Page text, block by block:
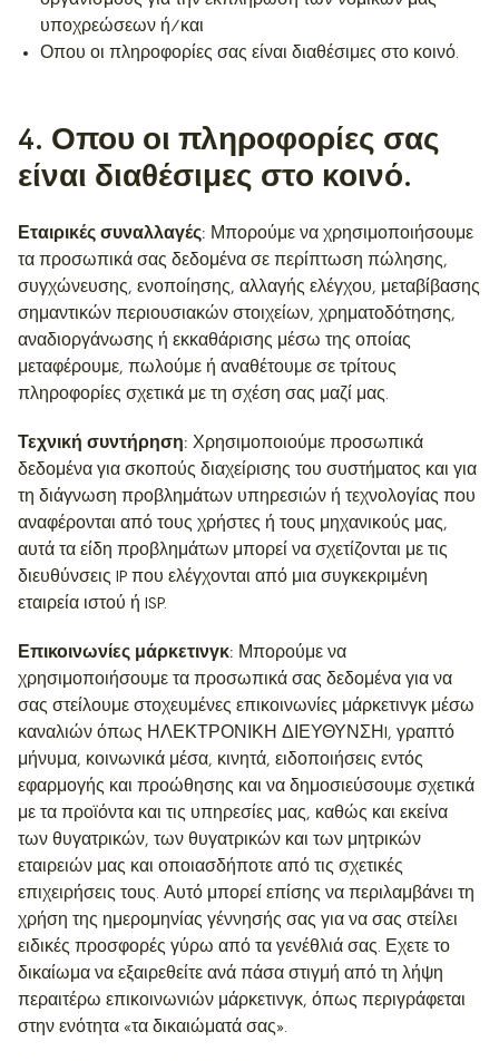
υποχρεώσεων ή/και
Οπου οι πληροφορίες σας είναι διαθέσιμες στο κοινό.
4. Οπου οι πληροφορίες σας
είναι διαθέσιμες στο κοινό.
Εταιρικές συναλλαγές: Μπορούμε να χρησιμοποιήσουμε
τα προσωπικά σας δεδομένα σε περίπτωση πώλησης,
συγχώνευσης, ενοποίησης, αλλαγής ελέγχου, μεταβίβασης
σημαντικών περιουσιακών στοιχείων, χρηματοδότησης,
αναδιοργάνωσης ή εκκαθάρισης μέσω της οποίας
μεταφέρουμε, πωλούμε ή αναθέτουμε σε τρίτους
πληροφορίες σχετικά με τη σχέση σας μαζί μας.
Τεχνική συντήρηση: Χρησιμοποιούμε προσωπικά
δεδομένα για σκοπούς διαχείρισης του συστήματος και για
τη διάγνωση προβλημάτων υπηρεσιών ή τεχνολογίας που
αναφέρονται από τους χρήστες ή τους μηχανικούς μας,
αυτά τα είδη προβλημάτων μπορεί να σχετίζονται με τις
διευθύνσεις IP που ελέγχονται από μια συγκεκριμένη
εταιρεία ιστού ή ISP.
Επικοινωνίες μάρκετινγκ: Μπορούμε να
χρησιμοποιήσουμε τα προσωπικά σας δεδομένα για να
σας στείλουμε στοχευμένες επικοινωνίες μάρκετινγκ μέσω
καναλιών όπως ΗΛΕΚΤΡΟΝΙΚΗ ΔΙΕΥΘΥΝΣΗl, γραπτό
μήνυμα, κοινωνικά μέσα, κινητά, ειδοποιήσεις εντός
εφαρμογής και προώθησης και να δημοσιεύσουμε σχετικά
με τα προϊόντα και τις υπηρεσίες μας, καθώς και εκείνα
των θυγατρικών, των θυγατρικών και των μητρικών
εταιρειών μας και οποιασδήποτε από τις σχετικές
επιχειρήσεις τους. Αυτό μπορεί επίσης να περιλαμβάνει τη
χρήση της ημερομηνίας γέννησής σας για να σας στείλει
ειδικές προσφορές γύρω από τα γενέθλιά σας. Εχετε το
δικαίωμα να εξαιρεθείτε ανά πάσα στιγμή από τη λήψη
περαιτέρω επικοινωνιών μάρκετινγκ, όπως περιγράφεται
στην ενότητα «τα δικαιώματά σας».